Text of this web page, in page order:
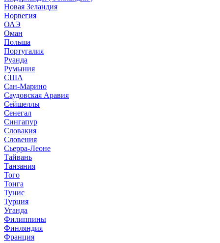
Новая Зеландия
Норвегия
ОАЭ
Оман
Польша
Португалия
Руанда
Румыния
США
Сан-Марино
Саудовская Аравия
Сейшеллы
Сенегал
Сингапур
Словакия
Словения
Сьерра-Леоне
Тайвань
Танзания
Того
Тонга
Тунис
Турция
Уганда
Филиппины
Финляндия
Франция